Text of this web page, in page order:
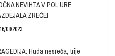
NEVIHTA V POL URE
ZREČE!
16/08/2023
Huda nesreča, trije